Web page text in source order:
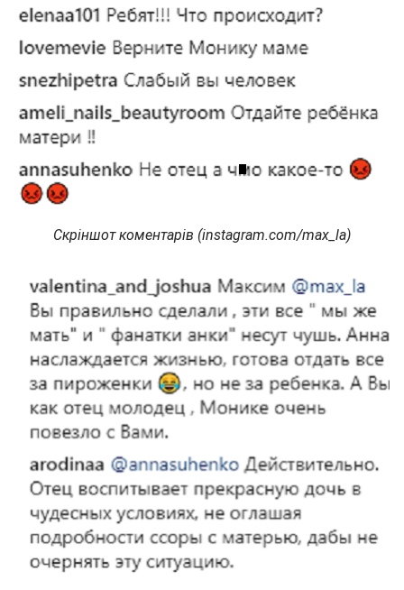
Скріншот коментарів (instagram.com/max_la)